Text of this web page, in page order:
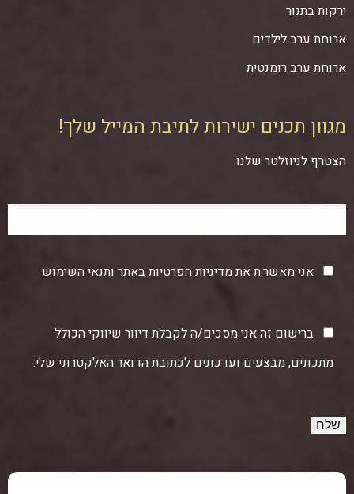
ירקות בתנור
ארוחת ערב לילדים
ארוחת ערב רומנטית
מגוון תכנים ישירות לתיבת המייל שלך!
הצטרף לניוזלטר שלנו:
אני מאשר.ת אתמדיניות הפרטיותבאתר ותנאי השימוש
ברישום זה אני מסכים/ה לקבלת דיוור שיווקי הכולל
מתכונים, מבצעים ועדכונים לכתובת הדואר האלקטרוני שלי.